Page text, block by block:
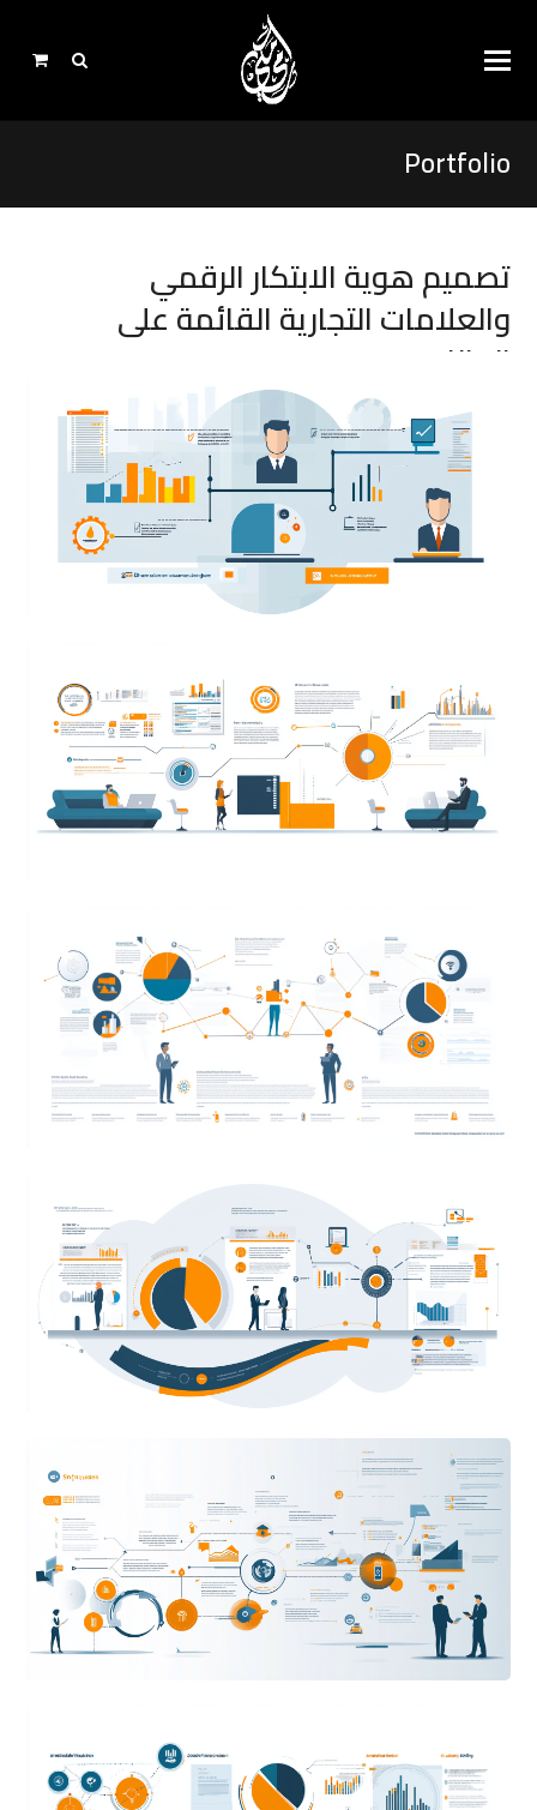
Portfolio
تصميم هوية الابتكار الرقمي
والعلامات التجارية القائمة على
البيانات